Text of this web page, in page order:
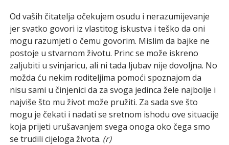
Od vaših čitatelja očekujem osudu i nerazumijevanje
jer svatko govori iz vlastitog iskustva i teško da oni
mogu razumjeti o čemu govorim. Mislim da bajke ne
postoje u stvarnom životu. Princ se može iskreno
zaljubiti u svinjaricu, ali ni tada ljubav nije dovoljna. No
možda ću nekim roditeljima pomoći spoznajom da
nisu sami u činjenici da za svoga jedinca žele najbolje i
najviše što mu život može pružiti. Za sada sve što
mogu je čekati i nadati se sretnom ishodu ove situacije
koja prijeti urušavanjem svega onoga oko čega smo
se trudili cijeloga života. (r)